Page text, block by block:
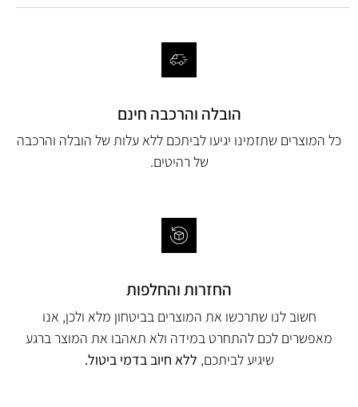
הובלה והרכבה חינם
כל המוצרים שתזמינו יגיעו לביתכם ללא עלות של הובלה והרכבה
של רהיטים.
החזרות והחלפות
חשוב לנו שתרכשו את המוצרים בביטחון מלא ולכן, אנו
מאפשרים לכם להתחרט במידה ולא תאהבו את המוצר ברגע
שיגיע לביתכם, ללא חיוב בדמי ביטול.